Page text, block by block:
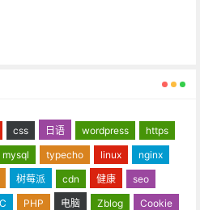
css 日语 wordpress
https
mysql typecho linux
nginx
树莓派 cdn 健康
seo
PHP 电脑 Zblog
Cookie